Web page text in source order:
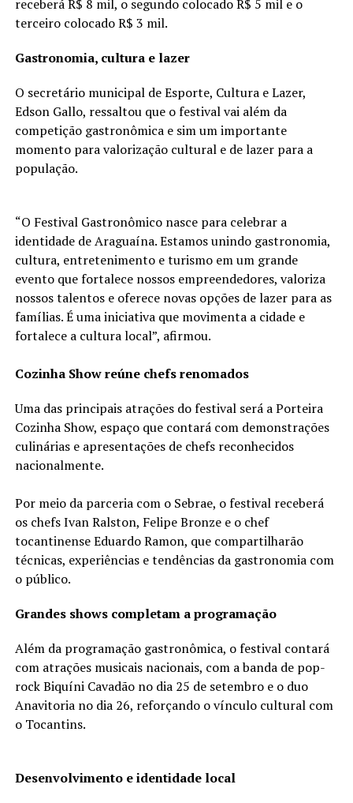
receberá R$ 8 mil, o segundo colocado R$ 5 mil e o
terceiro colocado R$ 3 mil.
Gastronomia, cultura e lazer
O secretário municipal de Esporte, Cultura e Lazer,
Edson Gallo, ressaltou que o festival vai além da
competição gastronômica e sim um importante
momento para valorização cultural e de lazer para a
população.
“O Festival Gastronômico nasce para celebrar a
identidade de Araguaína. Estamos unindo gastronomia,
cultura, entretenimento e turismo em um grande
evento que fortalece nossos empreendedores, valoriza
nossos talentos e oferece novas opções de lazer para as
famílias. É uma iniciativa que movimenta a cidade e
fortalece a cultura local”, afirmou.
Cozinha Show reúne chefs renomados
Uma das principais atrações do festival será a Porteira
Cozinha Show, espaço que contará com demonstrações
culinárias e apresentações de chefs reconhecidos
nacionalmente.
Por meio da parceria com o Sebrae, o festival receberá
os chefs Ivan Ralston, Felipe Bronze e o chef
tocantinense Eduardo Ramon, que compartilharão
técnicas, experiências e tendências da gastronomia com
o público.
Grandes shows completam a programação
Além da programação gastronômica, o festival contará
com atrações musicais nacionais, com a banda de pop-
rock Biquíni Cavadão no dia 25 de setembro e o duo
Anavitoria no dia 26, reforçando o vínculo cultural com
o Tocantins.
Desenvolvimento e identidade local